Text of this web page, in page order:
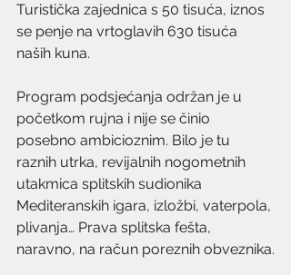
Turistička zajednica s 50 tisuća, iznos
se penje na vrtoglavih 630 tisuća
naših kuna.
Program podsjećanja održan je u
početkom rujna i nije se činio
posebno ambicioznim. Bilo je tu
raznih utrka, revijalnih nogometnih
utakmica splitskih sudionika
Mediteranskih igara, izložbi, vaterpola,
plivanja… Prava splitska fešta,
naravno, na račun poreznih obveznika.